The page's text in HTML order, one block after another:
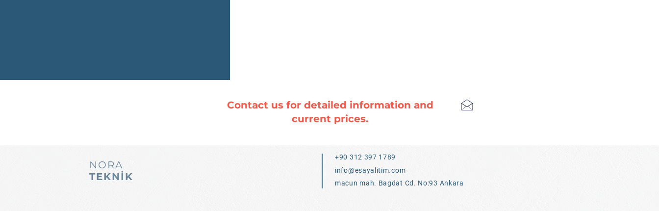
Contact us for detailed information and
current prices.
NORA
TEKNİK
+90 312 397 1789
info@esayalitim.com
macun mah. Bagdat Cd. No:93 Ankara